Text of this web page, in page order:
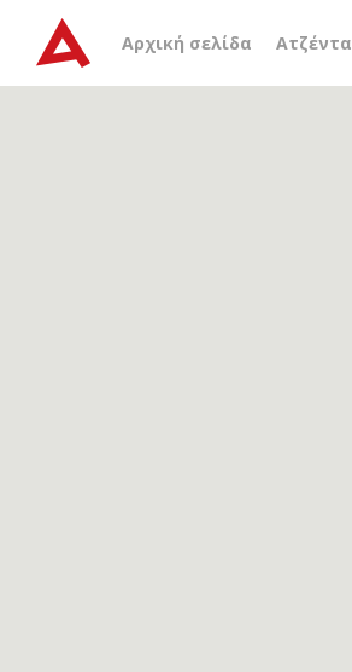
Αρχική σελίδα Ατζέντα
Αρχείο ετικέτας